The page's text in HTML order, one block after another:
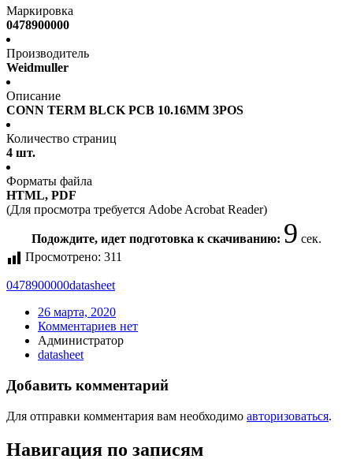
Маркировка
0478900000
Производитель
Weidmuller
Описание
CONN TERM BLCK PCB 10.16MM 3POS
Количество страниц
4 шт.
Форматы файла
HTML, PDF
(Для просмотра требуется Adobe Acrobat Reader)
Подождите, идет подготовка к скачиванию: 9 сек.
Просмотрено: 311
0478900000datasheet
26 марта, 2020
Комментариев нет
Администратор
datasheet
Добавить комментарий
Для отправки комментария вам необходимо авторизоваться.
Навигация по записям